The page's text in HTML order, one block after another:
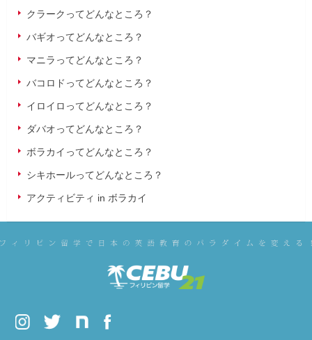
クラークってどんなところ？
バギオってどんなところ？
マニラってどんなところ？
バコロドってどんなところ？
イロイロってどんなところ？
ダバオってどんなところ？
ボラカイってどんなところ？
シキホールってどんなところ？
アクティビティ in ボラカイ